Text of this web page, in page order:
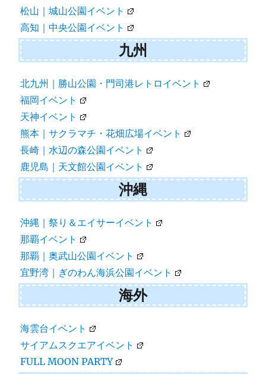
松山｜城山公園イベント
高知｜中央公園イベント
九州
北九州｜勝山公園・門司港レトロイベント
福岡イベント
天神イベント
熊本｜サクラマチ・花畑広場イベント
長崎｜水辺の森公園イベント
鹿児島｜天文館公園イベント
沖縄
沖縄｜祭り＆エイサーイベント
那覇イベント
那覇｜奥武山公園イベント
宜野湾｜ぎのわん海浜公園イベント
海外
海雲台イベント
サイアムスクエアイベント
FULL MOON PARTY